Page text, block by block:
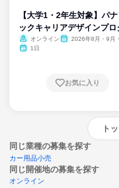
【大学1・2年生対象】パ
ックキャリアデザインプロ
ム
オンライン
2026年8月・9月
1日
お気に入り
ト
同じ業種の募集を探す
カー用品小売
同じ開催地の募集を探す
オンライン